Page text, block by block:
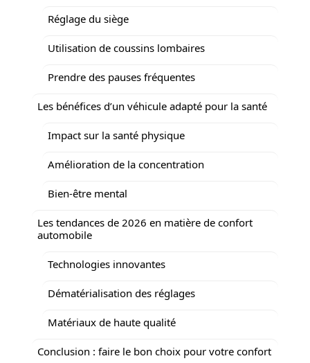
Réglage du siège
Utilisation de coussins lombaires
Prendre des pauses fréquentes
Les bénéfices d’un véhicule adapté pour la santé
Impact sur la santé physique
Amélioration de la concentration
Bien-être mental
Les tendances de 2026 en matière de confort
automobile
Technologies innovantes
Dématérialisation des réglages
Matériaux de haute qualité
Conclusion : faire le bon choix pour votre confort